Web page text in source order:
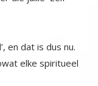
en dat is dus nu.
elke spiritueel